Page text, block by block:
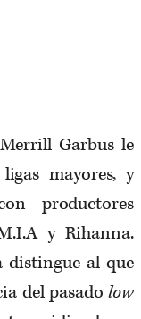
Garbus le
mayores, y
productores
y Rihanna.
distingue al que
del pasadolow